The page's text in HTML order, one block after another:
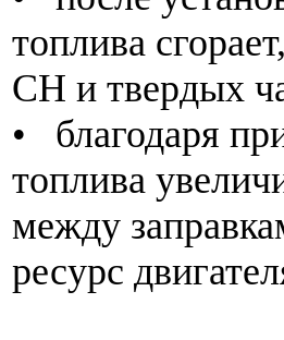
топлива
СН и твердых
• благодаря
топлива
между
ресурс